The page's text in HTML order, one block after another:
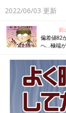
2022/06/03 更新
前
偏差値82
へ…極端
ダム日記